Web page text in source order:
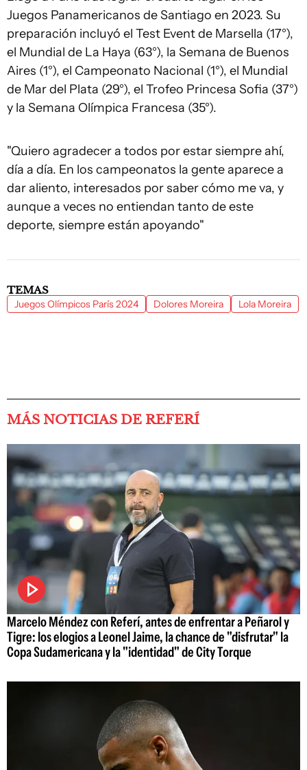
Juegos Panamericanos de Santiago en 2023. Su
preparación incluyó el Test Event de Marsella (17°),
el Mundial de La Haya (63°), la Semana de Buenos
Aires (1°), el Campeonato Nacional (1°), el Mundial
de Mar del Plata (29°), el Trofeo Princesa Sofia (37°)
y la Semana Olímpica Francesa (35°).
"Quiero agradecer a todos por estar siempre ahí,
día a día. En los campeonatos la gente aparece a
dar aliento, interesados por saber cómo me va, y
aunque a veces no entiendan tanto de este
deporte, siempre están apoyando"
TEMAS
Juegos Olímpicos París 2024 Dolores Moreira Lola Moreira
MÁS NOTICIAS DE REFERÍ
Marcelo Méndez con Referí, antes de enfrentar a Peñarol y
Tigre: los elogios a Leonel Jaime, la chance de "disfrutar" la
Copa Sudamericana y la "identidad" de City Torque